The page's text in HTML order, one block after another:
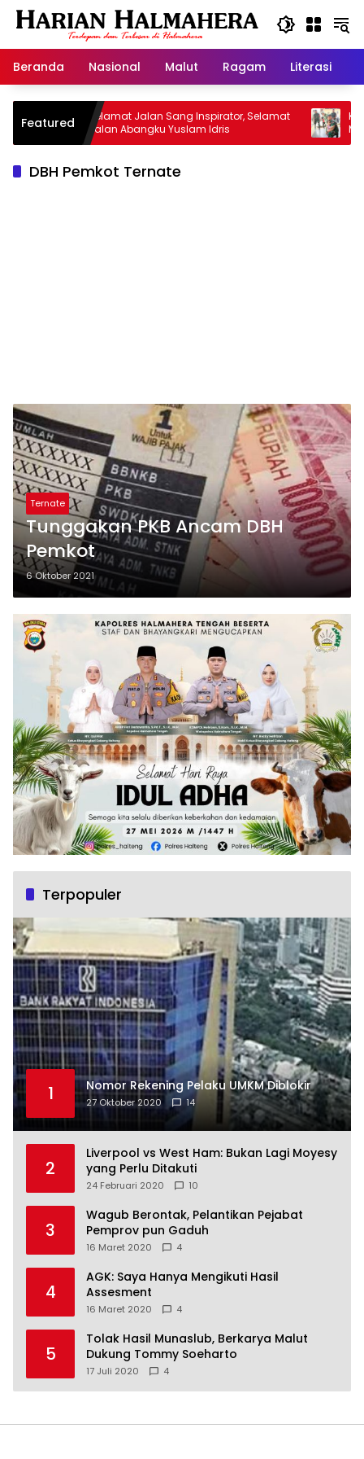
Langsung
Beranda
Nasional Malut Ragam Literasi
FeaturedSelamat Jalan Sang Inspirator, Selamat
Jalan Abangku Yuslam Idris
Kiprah
DBH Pemkot Ternate
Ternate
Tunggakan PKB Ancam DBH
Pemkot
6 Oktober 2021
Terpopuler
1 Nomor Rekening Pelaku UMKM Diblokir
27 Oktober 2020 14
2
Liverpool vs West Ham: Bukan Lagi Moyesy
yang Perlu Ditakuti
24 Februari 2020 10
3
Wagub Berontak, Pelantikan Pejabat
Pemprov pun Gaduh
16 Maret 2020 4
4
AGK: Saya Hanya Mengikuti Hasil
Assesment
16 Maret 2020 4
5
Tolak Hasil Munaslub, Berkarya Malut
Dukung Tommy Soeharto
17 Juli 2020 4